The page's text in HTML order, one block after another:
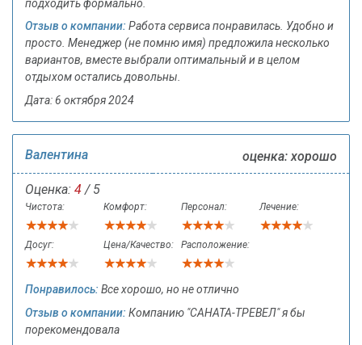
подходить формально.
Отзыв о компании: Работа сервиса понравилась. Удобно и
просто. Менеджер (не помню имя) предложила несколько
вариантов, вместе выбрали оптимальный и в целом
отдыхом остались довольны.
Дата: 6 октября 2024
Валентина оценка: хорошо
Оценка: 4 / 5
Чистота: Комфорт: Персонал: Лечение:
Досуг: Цена/Качество: Расположение:
Понравилось: Все хорошо, но не отлично
Отзыв о компании: Компанию "САНАТА-ТРЕВЕЛ" я бы
порекомендовала